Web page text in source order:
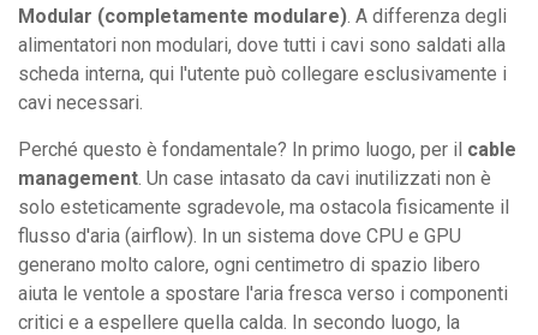
Modular (completamente modulare) . A differenza degli
alimentatori non modulari, dove tutti i cavi sono saldati alla
scheda interna, qui l'utente può collegare esclusivamente i
cavi necessari.
Perché questo è fondamentale? In primo luogo, per il cable
management . Un case intasato da cavi inutilizzati non è
solo esteticamente sgradevole, ma ostacola fisicamente il
flusso d'aria (airflow). In un sistema dove CPU e GPU
generano molto calore, ogni centimetro di spazio libero
aiuta le ventole a spostare l'aria fresca verso i componenti
critici e a espellere quella calda. In secondo luogo, la